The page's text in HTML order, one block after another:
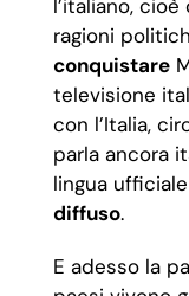
l’italiano,
ragioni
conquistare
televisione
con l’Italia,
parla ancora
lingua
diffuso.
E adesso la